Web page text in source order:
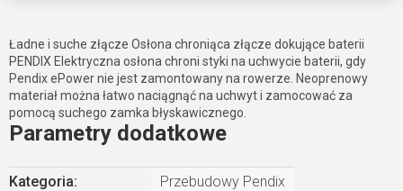
Ładne i suche złącze Osłona chroniąca złącze dokujące baterii
PENDIX Elektryczna osłona chroni styki na uchwycie baterii, gdy
Pendix ePower nie jest zamontowany na rowerze. Neoprenowy
materiał można łatwo naciągnąć na uchwyt i zamocować za
pomocą suchego zamka błyskawicznego.
Parametry dodatkowe
Kategoria:
Przebudowy Pendix